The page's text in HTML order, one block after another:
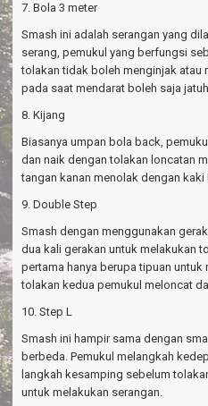
7. Bola 3 meter
Smash ini adalah serangan yang
serang, pemukul yang berfungsi
tolakan tidak boleh menginjak atau
pada saat mendarat boleh saja
8. Kijang
Biasanya umpan bola back,
dan naik dengan tolakan loncatan
tangan kanan menolak dengan kaki
9. Double Step
Smash dengan menggunakan
dua kali gerakan untuk melakukan
pertama hanya berupa tipuan
tolakan kedua pemukul meloncat
10. Step L
Smash ini hampir sama dengan
berbeda. Pemukul melangkah
langkah kesamping sebelum
untuk melakukan serangan.